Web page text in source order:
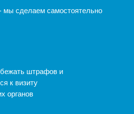
штрафов и
к визиту
органов
мы сделаем самостоятельно